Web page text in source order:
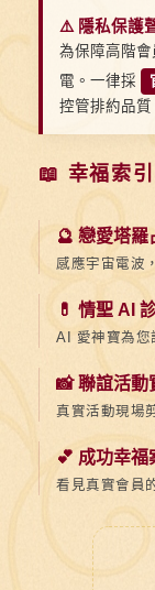
⚠️ 隱私保護
為保障高階
電。一律採
控管排約品質
📖 幸福索引
🔮 戀愛塔羅
感應宇宙電波
💊 情聖 AI
AI 愛神寶為您
📸 聯誼活動
真實活動現場
💕 成功幸福
看見真實會員